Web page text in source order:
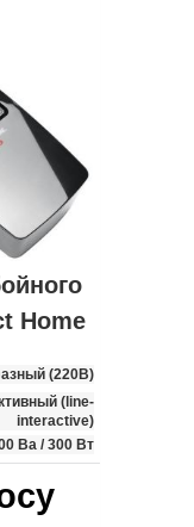
Home
(220В)
(line-
interactive)
Ва / 300 Вт